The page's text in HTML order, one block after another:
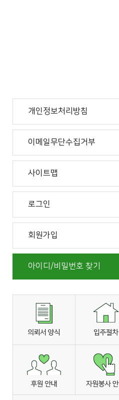
개인정보처리방침
이메일무단수집거부
사이트맵
로그인
회원가입
아이디/비밀번호 찾기